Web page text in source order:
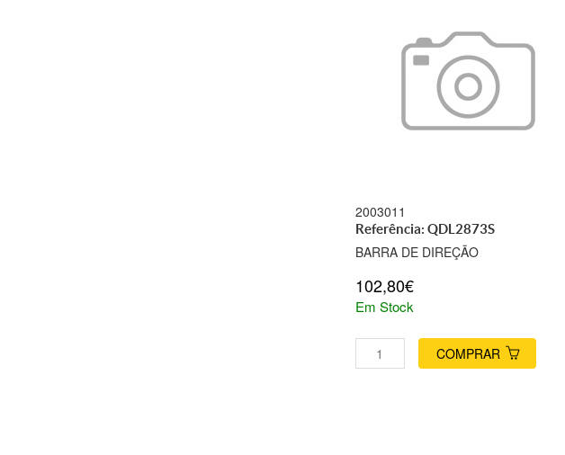
2003011
Referência: QDL2873S
BARRA DE DIREÇÃO
102,80€
Em Stock
COMPRAR